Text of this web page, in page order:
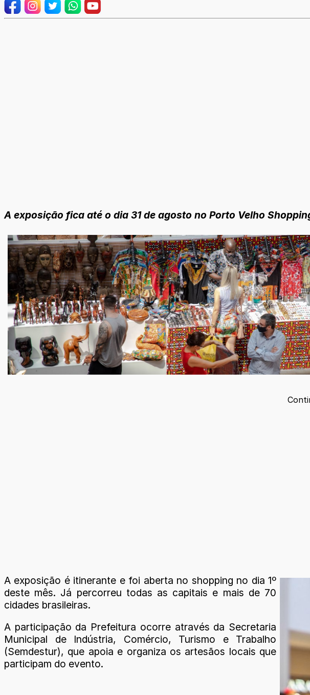
A exposição fica até o dia 31 de agosto no Porto Velho
A exposição é itinerante e foi aberta no shopping no dia 1º
deste mês. Já percorreu todas as capitais e mais de 70
cidades brasileiras.
A participação da Prefeitura ocorre através da Secretaria
Municipal de Indústria, Comércio, Turismo e Trabalho
(Semdestur), que apoia e organiza os artesãos locais que
participam do evento.